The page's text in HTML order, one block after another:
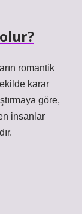
romantik
karar
göre,
insanlar